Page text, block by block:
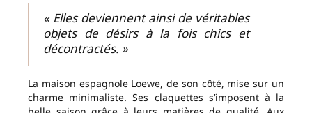
« Elles deviennent ainsi de véritables
objets de désirs à la fois chics et
décontractés. »
La maison espagnole Loewe, de son côté, mise sur un
charme minimaliste. Ses claquettes s’imposent à la